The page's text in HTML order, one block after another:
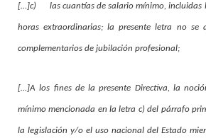
[…]c) las cuantías de salario mínimo, incluidas
horas extraordinarias; la presente letra no se
complementarios de jubilación profesional;
[…]A los fines de la presente Directiva, la
mínimo mencionada en la letra c) del párrafo
la legislación y/o el uso nacional del Estado